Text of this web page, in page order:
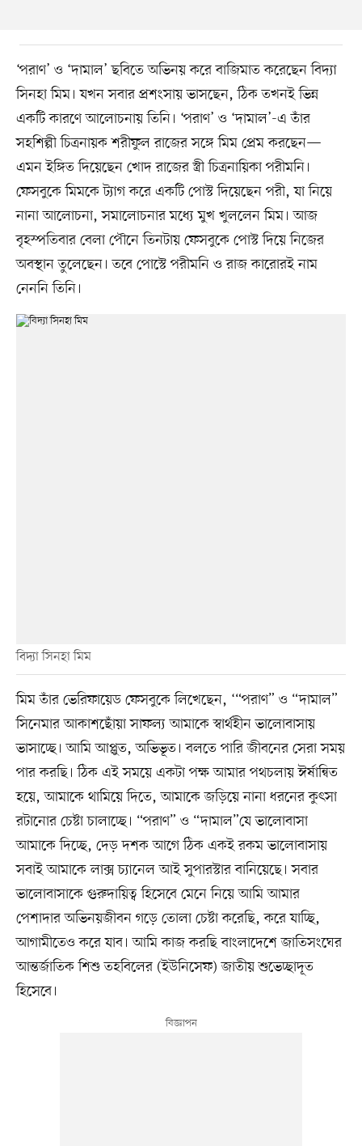
‘পরাণ’ ও ‌‘দামাল’ ছবিতে অভিনয় করে বাজিমাত করেছেন বিদ্যা
সিনহা মিম। যখন সবার প্রশংসায় ভাসছেন, ঠিক তখনই ভিন্ন
একটি কারণে আলোচনায় তিনি। ‘পরাণ’ ও ‌‘দামাল’-এ তাঁর
সহশিল্পী চিত্রনায়ক শরীফুল রাজের সঙ্গে মিম প্রেম করছেন—
এমন ইঙ্গিত দিয়েছেন খোদ রাজের স্ত্রী চিত্রনায়িকা পরীমনি।
ফেসবুকে মিমকে ট্যাগ করে একটি পোস্ট দিয়েছেন পরী, যা নিয়ে
নানা আলোচনা, সমালোচনার মধ্যে মুখ খুললেন মিম। আজ
বৃহস্পতিবার বেলা পৌনে তিনটায় ফেসবুকে পোস্ট দিয়ে নিজের
অবস্থান তুলেছেন। তবে পোস্টে পরীমনি ও রাজ কারোরই নাম
নেননি তিনি।
বিদ্যা সিনহা মিম
মিম‌ তাঁর ভেরিফায়েড ফেসবুকে লিখেছেন, ‘‌“পরাণ” ও “দামাল”
সিনেমার আকাশছোঁয়া সাফল্য আমাকে স্বার্থহীন ভালোবাসায়
ভাসাচ্ছে। আমি আপ্লুত, অভিভূত। বলতে পারি জীবনের সেরা সময়
পার করছি। ঠিক এই সময়ে একটা পক্ষ আমার পথচলায় ঈর্ষান্বিত
হয়ে, আমাকে থামিয়ে দিতে, আমাকে জড়িয়ে নানা ধরনের কুৎসা
রটানোর চেষ্টা চালাচ্ছে। ‌‌“পরাণ” ও “দামাল”যে ভালোবাসা
আমাকে দিচ্ছে, দেড় দশক আগে ঠিক একই রকম ভালোবাসায়
সবাই আমাকে লাক্স চ্যানেল আই সুপারস্টার বানিয়েছে। সবার
ভালোবাসাকে গুরুদায়িত্ব হিসেবে মেনে নিয়ে আমি আমার
পেশাদার অভিনয়জীবন গড়ে তোলা চেষ্টা করেছি, করে যাচ্ছি,
আগামীতেও করে যাব। আমি কাজ করছি বাংলাদেশে জাতিসংঘের
আন্তর্জাতিক শিশু তহবিলের (ইউনিসেফ) জাতীয় শুভেচ্ছাদূত
হিসেবে।